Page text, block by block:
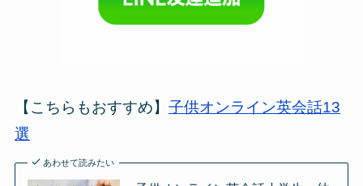
【こちらもおすすめ】 子供オンライン英会話13
選
あわせて読みたい